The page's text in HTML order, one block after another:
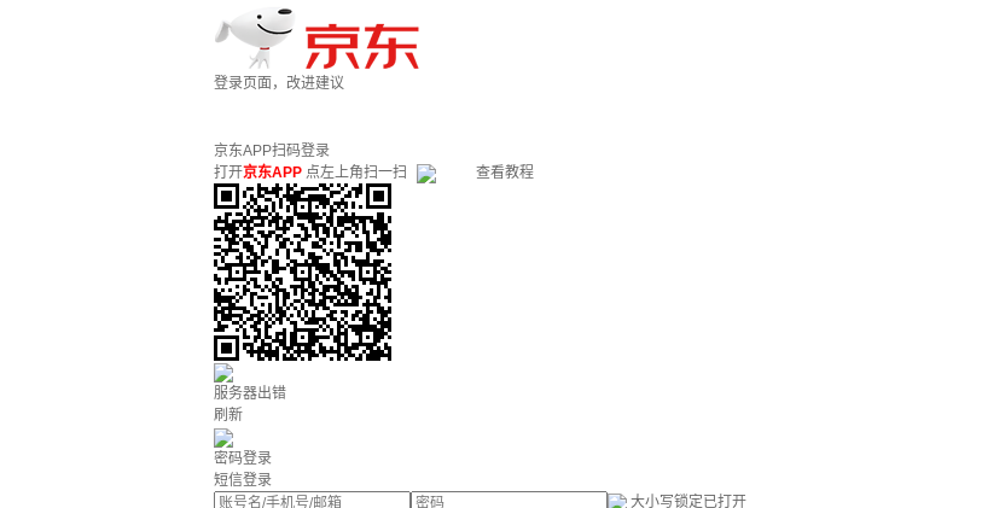
登录页面，改进建议
京东APP扫码登录
打开京东APP 点左上角扫一扫 查看教程
服务器出错
刷新
密码登录
短信登录
大小写锁定已打开